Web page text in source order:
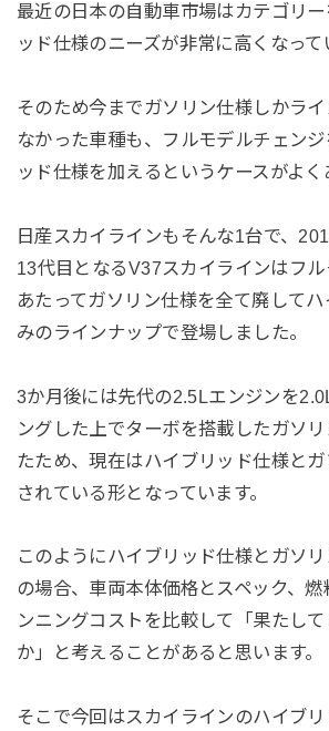
最近の日本の自動車市場はカテゴリ
ッド仕様のニーズが非常に高くなって
そのため今までガソリン仕様しかラ
なかった車種も、フルモデルチェン
ッド仕様を加えるというケースがよく
日産スカイラインもそんな1台で、
13代目となるV37スカイラインはフ
あたってガソリン仕様を全て廃して
みのラインナップで登場しました。
3か月後には先代の2.5Lエンジンを
ングした上でターボを搭載したガソ
たため、現在はハイブリッド仕様と
されている形となっています。
このようにハイブリッド仕様とガソ
の場合、車両本体価格とスペック、
ンニングコストを比較して「果たし
か」と考えることがあると思います。
そこで今回はスカイラインのハイブ